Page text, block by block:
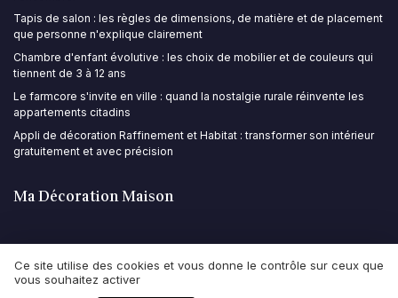
Tapis de salon : les règles de dimensions, de matière et de placement
que personne n'explique clairement
Chambre d'enfant évolutive : les choix de mobilier et de couleurs qui
tiennent de 3 à 12 ans
Le farmcore s'invite en ville : quand la nostalgie rurale réinvente les
appartements citadins
Appli de décoration Raffinement et Habitat : transformer son intérieur
gratuitement et avec précision
Ma Décoration Maison
Mentions légales
Ce site utilise des cookies et vous donne le contrôle sur ceux que
vous souhaitez activer